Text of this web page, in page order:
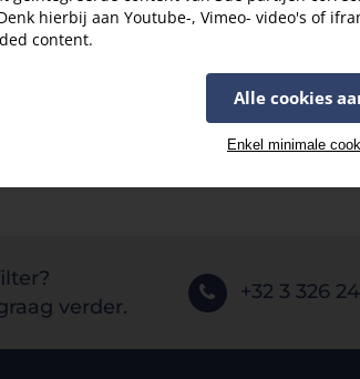
hierbij aan Youtube-, Vimeo- video's of
content.
Alle cookies
Enkel minimale
verder.
+32 3 326